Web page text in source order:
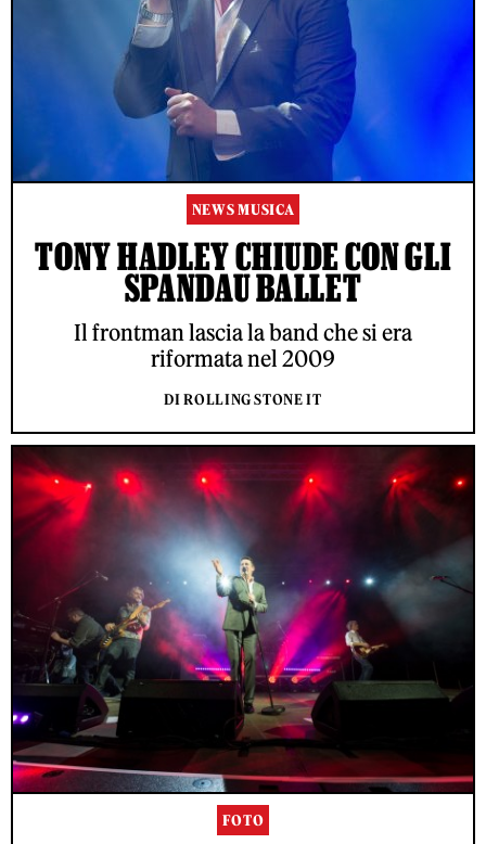
NEWS MUSICA
TONY HADLEY CHIUDE CON GLI
SPANDAU BALLET
Il frontman lascia la band che si era
riformata nel 2009
DI ROLLING STONE IT
FOTO